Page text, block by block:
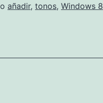
añadir, tonos, Windows 8